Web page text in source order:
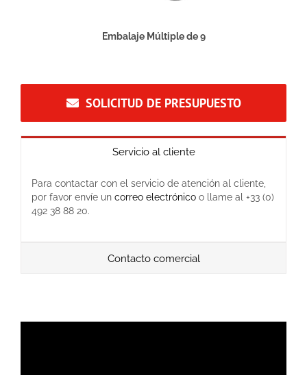
Embalaje Múltiple de 9
SOLICITUD DE PRESUPUESTO
Servicio al cliente
Para contactar con el servicio de atención al cliente,
por favor envíe un correo electrónicoo llame al +33 (0)
492 38 88 20.
Contacto comercial